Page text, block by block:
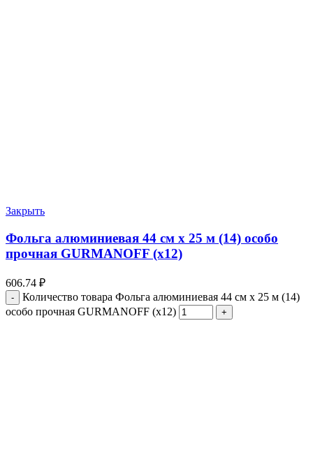
Закрыть
Фольга алюминиевая 44 см х 25 м (14) особо
прочная GURMANOFF (х12)
606.74 ₽
Количество товара Фольга алюминиевая 44 см х 25 м (14)
особо прочная GURMANOFF (х12)